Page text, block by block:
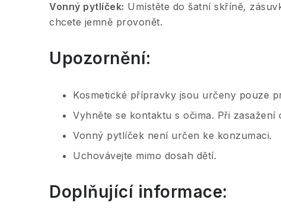
Vonný pytlíček: Umístěte do šatní skříně,
chcete jemně provonět.
Upozornění:
Kosmetické přípravky jsou určeny pouze
Vyhněte se kontaktu s očima. Při
Vonný pytlíček není určen ke konzumaci.
Uchovávejte mimo dosah dětí.
Doplňující informace: